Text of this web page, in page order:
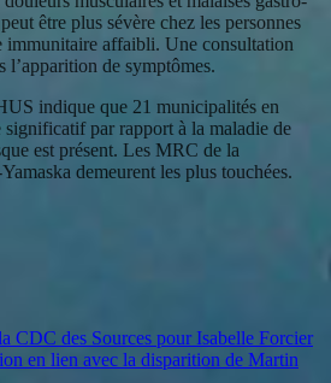
être plus sévère chez les personnes
immunitaire affaibli. Une consultation
l’apparition de symptômes.
indique que 21 municipalités en
significatif par rapport à la maladie de
est présent. Les MRC de la
demeurent les plus touchées.
CDC des Sources pour Isabelle Forcier
en lien avec la disparition de Martin